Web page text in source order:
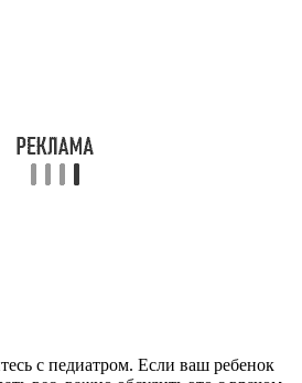
с педиатром. Если ваш ребенок